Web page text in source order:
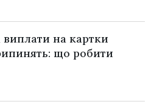
виплати на картки
що робити